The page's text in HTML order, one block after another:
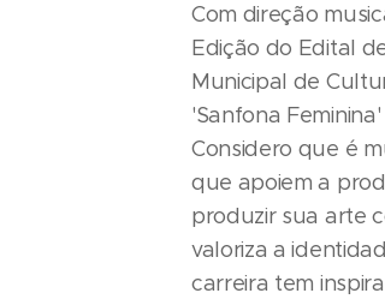
Com direção
Edição do Edital
Municipal de
'Sanfona
Considero que é
que apoiem a
produzir sua arte
valoriza a
carreira tem